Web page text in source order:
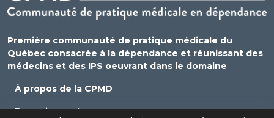
Première communauté de pratique médicale du
Québec consacrée à la dépendance et réunissant des
médecins et des IPS oeuvrant dans le domaine
À propos de la CPMD
Devenir membre